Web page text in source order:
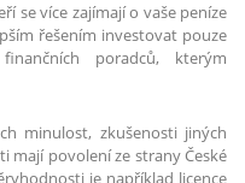
se více zajímají o vaše peníze
řešením investovat pouze
poradců, kterým
minulost, zkušenosti jiných
mají povolení ze strany České
je například licence